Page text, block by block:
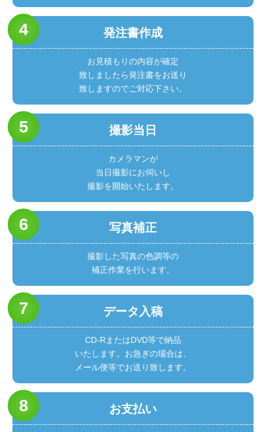
発注書作成
お見積もりの内容が確定
致しましたら発注書をお送り
致しますのでご対応下さい。
撮影当日
カメラマンが
当日撮影にお伺いし
撮影を開始いたします。
写真補正
撮影した写真の色調等の
補正作業を行います。
データ入稿
CD-RまたはDVD等で納品
いたします。お急ぎの場合は、
メール便等でお送り致します。
お支払い